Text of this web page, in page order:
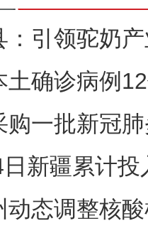
：引领驼奶
土确诊病例
购一批新冠
新疆累计
动态调整核